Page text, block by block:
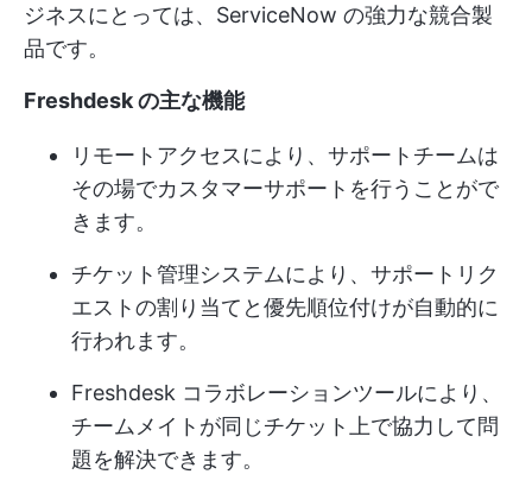
ジネスにとっては、ServiceNow の強力な競合製
品です。
Freshdesk の主な機能
リモートアクセスにより、サポートチームは
その場でカスタマーサポートを行うことがで
きます。
チケット管理システムにより、サポートリク
エストの割り当てと優先順位付けが自動的に
行われます。
Freshdesk コラボレーションツールにより、
チームメイトが同じチケット上で協力して問
題を解決できます。